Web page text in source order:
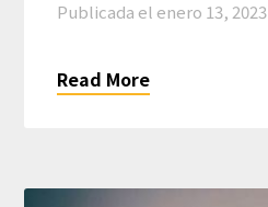
Publicada el enero 13, 2023
Read More